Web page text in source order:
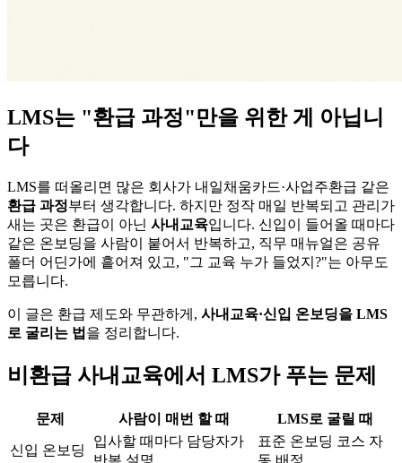
LMS는 "환급 과정"만을 위한 게 아닙니
다
LMS를 떠올리면 많은 회사가 내일채움카드·사업주환급 같은
환급 과정부터 생각합니다. 하지만 정작 매일 반복되고 관리가
새는 곳은 환급이 아닌 사내교육입니다. 신입이 들어올 때마다
같은 온보딩을 사람이 붙어서 반복하고, 직무 매뉴얼은 공유
폴더 어딘가에 흩어져 있고, "그 교육 누가 들었지?"는 아무도
모릅니다.
이 글은 환급 제도와 무관하게, 사내교육·신입 온보딩을 LMS
로 굴리는 법 을 정리합니다.
비환급 사내교육에서 LMS가 푸는 문제
문제 사람이 매번 할 때 LMS로 굴릴 때
신입 온보딩
입사할 때마다 담당자가
반복 설명
표준 온보딩 코스 자
동 배정